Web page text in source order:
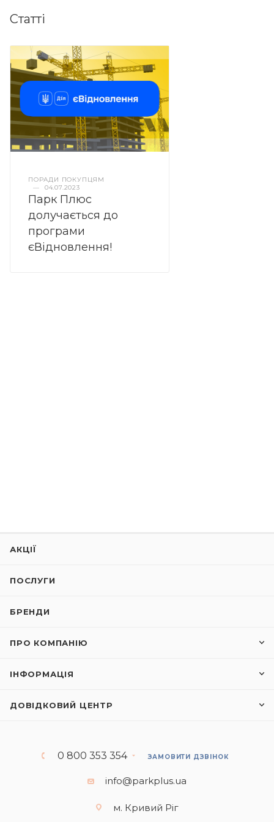
Статті
ПОРАДИ ПОКУПЦЯМ
—
04.07.2023
Парк Плюс
долучається до
програми
єВідновлення!
АКЦІЇ
ПОСЛУГИ
БРЕНДИ
ПРО КОМПАНІЮ
ІНФОРМАЦІЯ
ДОВІДКОВИЙ ЦЕНТР
0 800 353 354 ЗАМОВИТИ ДЗВІНОК
info@parkplus.ua
м. Кривий Ріг